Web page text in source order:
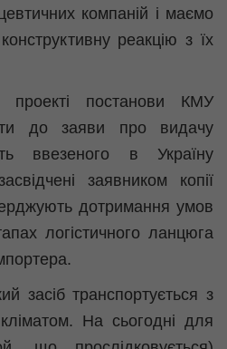
компаній і маємо
реакцію з їх
постанови КМУ
до заяви про видачу
ввезеного в Україну
заявником копії
дотримання умов
логістичного ланцюга
засіб транспортується з
На сьогодні для